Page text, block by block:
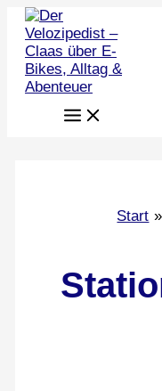
Zum
Inhalt
springen
Start